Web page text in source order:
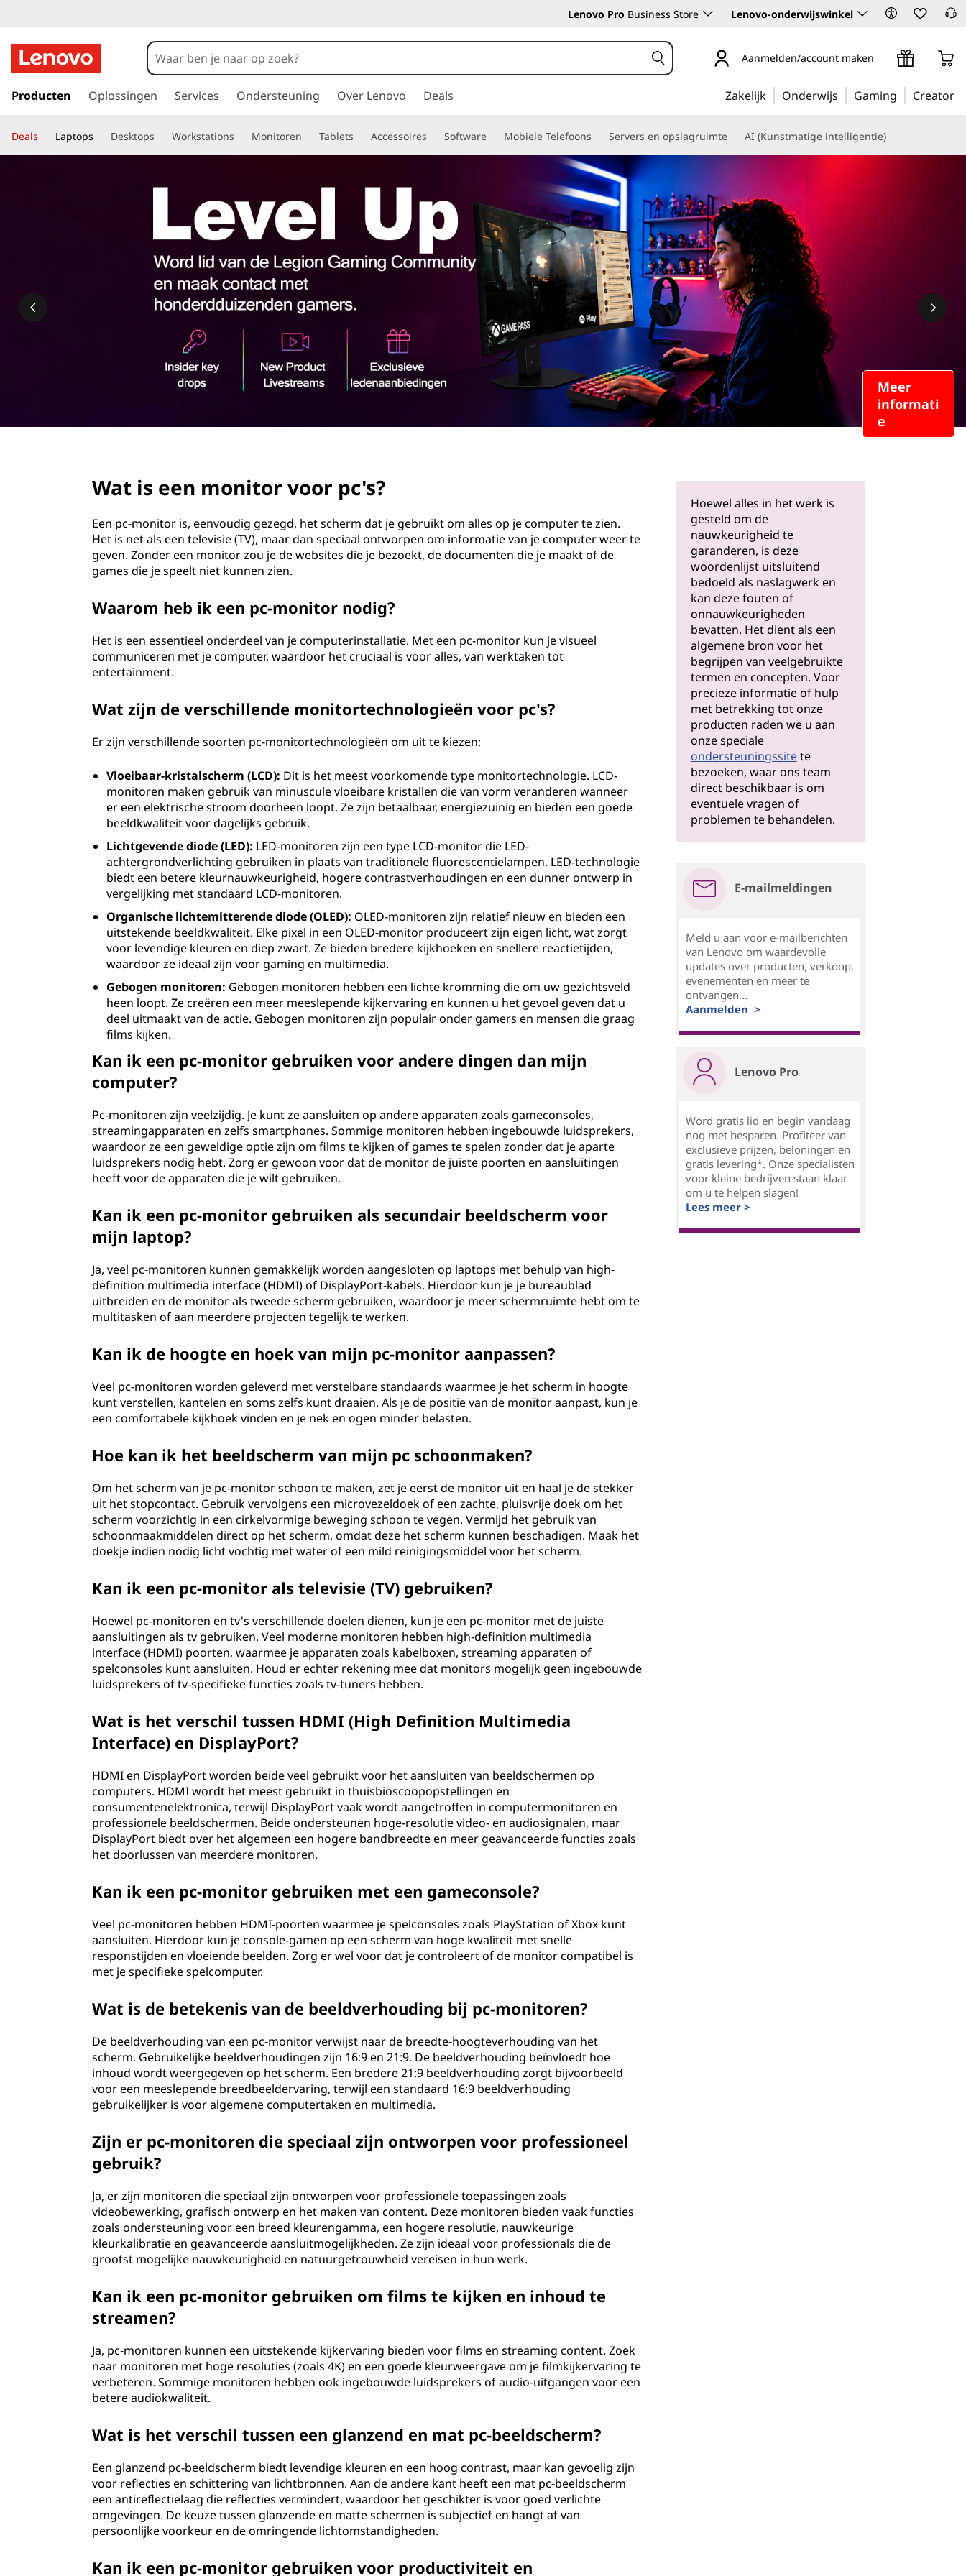
Lenovo Pro Business Store Lenovo-onderwijswinkel
a
a
r
Aanmelden/account maken
Producten Oplossingen Services Ondersteuning Over Lenovo Deals Zakelijk Onderwijs Gaming Creator
Deals Laptops Desktops Workstations Monitoren Tablets Accessoires Software Mobiele Telefoons Servers en opslagruimte AI (Kunstmatige intelligentie)
Meer
informati
e
Wat is een monitor voor pc's?
Een pc-monitor is, eenvoudig gezegd, het scherm dat je gebruikt om alles op je computer te zien.
Het is net als een televisie (TV), maar dan speciaal ontworpen om informatie van je computer weer te
geven. Zonder een monitor zou je de websites die je bezoekt, de documenten die je maakt of de
games die je speelt niet kunnen zien.
Waarom heb ik een pc-monitor nodig?
Het is een essentieel onderdeel van je computerinstallatie. Met een pc-monitor kun je visueel
communiceren met je computer, waardoor het cruciaal is voor alles, van werktaken tot
entertainment.
Wat zijn de verschillende monitortechnologieën voor pc's?
Er zijn verschillende soorten pc-monitortechnologieën om uit te kiezen:
Vloeibaar-kristalscherm (LCD): Dit is het meest voorkomende type monitortechnologie. LCD-
monitoren maken gebruik van minuscule vloeibare kristallen die van vorm veranderen wanneer
er een elektrische stroom doorheen loopt. Ze zijn betaalbaar, energiezuinig en bieden een goede
beeldkwaliteit voor dagelijks gebruik.
Lichtgevende diode (LED): LED-monitoren zijn een type LCD-monitor die LED-
achtergrondverlichting gebruiken in plaats van traditionele fluorescentielampen. LED-technologie
biedt een betere kleurnauwkeurigheid, hogere contrastverhoudingen en een dunner ontwerp in
vergelijking met standaard LCD-monitoren.
Organische lichtemitterende diode (OLED): OLED-monitoren zijn relatief nieuw en bieden een
uitstekende beeldkwaliteit. Elke pixel in een OLED-monitor produceert zijn eigen licht, wat zorgt
voor levendige kleuren en diep zwart. Ze bieden bredere kijkhoeken en snellere reactietijden,
waardoor ze ideaal zijn voor gaming en multimedia.
Gebogen monitoren: Gebogen monitoren hebben een lichte kromming die om uw gezichtsveld
heen loopt. Ze creëren een meer meeslepende kijkervaring en kunnen u het gevoel geven dat u
deel uitmaakt van de actie. Gebogen monitoren zijn populair onder gamers en mensen die graag
films kijken.
Kan ik een pc-monitor gebruiken voor andere dingen dan mijn
computer?
Pc-monitoren zijn veelzijdig. Je kunt ze aansluiten op andere apparaten zoals gameconsoles,
streamingapparaten en zelfs smartphones. Sommige monitoren hebben ingebouwde luidsprekers,
waardoor ze een geweldige optie zijn om films te kijken of games te spelen zonder dat je aparte
luidsprekers nodig hebt. Zorg er gewoon voor dat de monitor de juiste poorten en aansluitingen
heeft voor de apparaten die je wilt gebruiken.
Kan ik een pc-monitor gebruiken als secundair beeldscherm voor
mijn laptop?
Ja, veel pc-monitoren kunnen gemakkelijk worden aangesloten op laptops met behulp van high-
definition multimedia interface (HDMI) of DisplayPort-kabels. Hierdoor kun je je bureaublad
uitbreiden en de monitor als tweede scherm gebruiken, waardoor je meer schermruimte hebt om te
multitasken of aan meerdere projecten tegelijk te werken.
Kan ik de hoogte en hoek van mijn pc-monitor aanpassen?
Veel pc-monitoren worden geleverd met verstelbare standaards waarmee je het scherm in hoogte
kunt verstellen, kantelen en soms zelfs kunt draaien. Als je de positie van de monitor aanpast, kun je
een comfortabele kijkhoek vinden en je nek en ogen minder belasten.
Hoe kan ik het beeldscherm van mijn pc schoonmaken?
Om het scherm van je pc-monitor schoon te maken, zet je eerst de monitor uit en haal je de stekker
uit het stopcontact. Gebruik vervolgens een microvezeldoek of een zachte, pluisvrije doek om het
scherm voorzichtig in een cirkelvormige beweging schoon te vegen. Vermijd het gebruik van
schoonmaakmiddelen direct op het scherm, omdat deze het scherm kunnen beschadigen. Maak het
doekje indien nodig licht vochtig met water of een mild reinigingsmiddel voor het scherm.
Kan ik een pc-monitor als televisie (TV) gebruiken?
Hoewel pc-monitoren en tv's verschillende doelen dienen, kun je een pc-monitor met de juiste
aansluitingen als tv gebruiken. Veel moderne monitoren hebben high-definition multimedia
interface (HDMI) poorten, waarmee je apparaten zoals kabelboxen, streaming apparaten of
spelconsoles kunt aansluiten. Houd er echter rekening mee dat monitors mogelijk geen ingebouwde
luidsprekers of tv-specifieke functies zoals tv-tuners hebben.
Wat is het verschil tussen HDMI (High Definition Multimedia
Interface) en DisplayPort?
HDMI en DisplayPort worden beide veel gebruikt voor het aansluiten van beeldschermen op
computers. HDMI wordt het meest gebruikt in thuisbioscoopopstellingen en
consumentenelektronica, terwijl DisplayPort vaak wordt aangetroffen in computermonitoren en
professionele beeldschermen. Beide ondersteunen hoge-resolutie video- en audiosignalen, maar
DisplayPort biedt over het algemeen een hogere bandbreedte en meer geavanceerde functies zoals
het doorlussen van meerdere monitoren.
Kan ik een pc-monitor gebruiken met een gameconsole?
Veel pc-monitoren hebben HDMI-poorten waarmee je spelconsoles zoals PlayStation of Xbox kunt
aansluiten. Hierdoor kun je console-gamen op een scherm van hoge kwaliteit met snelle
responstijden en vloeiende beelden. Zorg er wel voor dat je controleert of de monitor compatibel is
met je specifieke spelcomputer.
Wat is de betekenis van de beeldverhouding bij pc-monitoren?
De beeldverhouding van een pc-monitor verwijst naar de breedte-hoogteverhouding van het
scherm. Gebruikelijke beeldverhoudingen zijn 16:9 en 21:9. De beeldverhouding beïnvloedt hoe
inhoud wordt weergegeven op het scherm. Een bredere 21:9 beeldverhouding zorgt bijvoorbeeld
voor een meeslepende breedbeeldervaring, terwijl een standaard 16:9 beeldverhouding
gebruikelijker is voor algemene computertaken en multimedia.
Zijn er pc-monitoren die speciaal zijn ontworpen voor professioneel
gebruik?
Ja, er zijn monitoren die speciaal zijn ontworpen voor professionele toepassingen zoals
videobewerking, grafisch ontwerp en het maken van content. Deze monitoren bieden vaak functies
zoals ondersteuning voor een breed kleurengamma, een hogere resolutie, nauwkeurige
kleurkalibratie en geavanceerde aansluitmogelijkheden. Ze zijn ideaal voor professionals die de
grootst mogelijke nauwkeurigheid en natuurgetrouwheid vereisen in hun werk.
Kan ik een pc-monitor gebruiken om films te kijken en inhoud te
streamen?
Ja, pc-monitoren kunnen een uitstekende kijkervaring bieden voor films en streaming content. Zoek
naar monitoren met hoge resoluties (zoals 4K) en een goede kleurweergave om je filmkijkervaring te
verbeteren. Sommige monitoren hebben ook ingebouwde luidsprekers of audio-uitgangen voor een
betere audiokwaliteit.
Wat is het verschil tussen een glanzend en mat pc-beeldscherm?
Een glanzend pc-beeldscherm biedt levendige kleuren en een hoog contrast, maar kan gevoelig zijn
voor reflecties en schittering van lichtbronnen. Aan de andere kant heeft een mat pc-beeldscherm
een antireflectielaag die reflecties vermindert, waardoor het geschikter is voor goed verlichte
omgevingen. De keuze tussen glanzende en matte schermen is subjectief en hangt af van
persoonlijke voorkeur en de omringende lichtomstandigheden.
Kan ik een pc-monitor gebruiken voor productiviteit en
Hoewel alles in het werk is
gesteld om de
nauwkeurigheid te
garanderen, is deze
woordenlijst uitsluitend
bedoeld als naslagwerk en
kan deze fouten of
onnauwkeurigheden
bevatten. Het dient als een
algemene bron voor het
begrijpen van veelgebruikte
termen en concepten. Voor
precieze informatie of hulp
met betrekking tot onze
producten raden we u aan
onze speciale
ondersteuningssitete
bezoeken, waar ons team
direct beschikbaar is om
eventuele vragen of
problemen te behandelen.
E-mailmeldingen
Meld u aan voor e-mailberichten
van Lenovo om waardevolle
updates over producten, verkoop,
evenementen en meer te
ontvangen...
Aanmelden >
Lenovo Pro
Word gratis lid en begin vandaag
nog met besparen. Profiteer van
exclusieve prijzen, beloningen en
gratis levering*. Onze specialisten
voor kleine bedrijven staan klaar
om u te helpen slagen!
Lees meer >